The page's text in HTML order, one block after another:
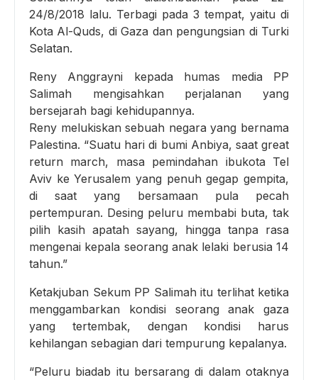
24/8/2018 lalu. Terbagi pada 3 tempat, yaitu di
Kota Al-Quds, di Gaza dan pengungsian di Turki
Selatan.
Reny Anggrayni kepada humas media PP
Salimah mengisahkan perjalanan yang
bersejarah bagi kehidupannya.
Reny melukiskan sebuah negara yang bernama
Palestina. “Suatu hari di bumi Anbiya, saat great
return march, masa pemindahan ibukota Tel
Aviv ke Yerusalem yang penuh gegap gempita,
di saat yang bersamaan pula pecah
pertempuran. Desing peluru membabi buta, tak
pilih kasih apatah sayang, hingga tanpa rasa
mengenai kepala seorang anak lelaki berusia 14
tahun.”
Ketakjuban Sekum PP Salimah itu terlihat ketika
menggambarkan kondisi seorang anak gaza
yang tertembak, dengan kondisi harus
kehilangan sebagian dari tempurung kepalanya.
“Peluru biadab itu bersarang di dalam otaknya